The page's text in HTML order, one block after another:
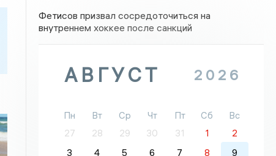
Фетисов призвал сосредоточиться на
внутреннем хоккее после санкций
АВГУСТ 2026
Пн Вт Ср Чт Пт Сб
Вс
27
28 29 30 31 1
2
3
4 5 6 7 8
9